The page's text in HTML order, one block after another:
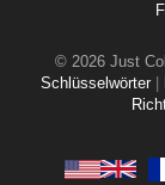
© 2026 Just
Schlüsselwörter